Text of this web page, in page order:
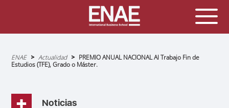
Sobrescribir
enlaces
de
navegación
ENAE Actualidad
PREMIO ANUAL NACIONAL Al Trabajo Fin de
Estudios (TFE), Grado o Máster.
Noticias